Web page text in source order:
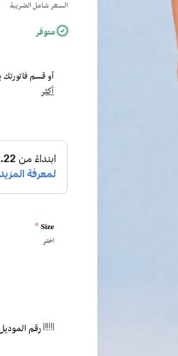
السعر شامل الضريبة
متوفر
أو قسم فاتورتك
أكثر
Size
*
اختر
رقم الموديل